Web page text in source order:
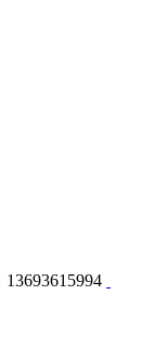
13693615994